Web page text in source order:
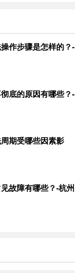
作步骤是怎样的？-
底的原因有哪些？-
期受哪些因素影
故障有哪些？-杭州